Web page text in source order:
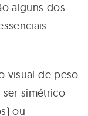
alguns dos
visual de peso
simétrico
ou